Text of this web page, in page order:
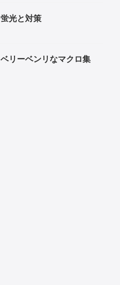
蛍光と対策
ベリーベンリなマクロ集